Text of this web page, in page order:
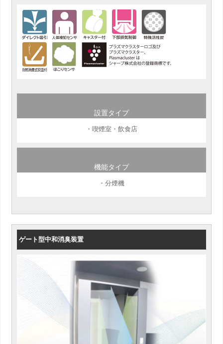
設置タイプ
・喫煙室・飲食店
機能タイプ
・分煙機
ゲート型中和消臭装置